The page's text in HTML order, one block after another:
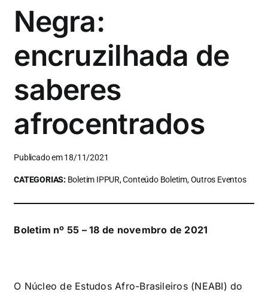
Negra:
encruzilhada de
saberes
afrocentrados
Publicado em 18/11/2021
CATEGORIAS: Boletim IPPUR, Conteúdo Boletim, Outros Eventos
Boletim nº 55 – 18 de novembro de 2021
O Núcleo de Estudos Afro-Brasileiros (NEABI) do